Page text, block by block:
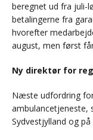
beregnet ud fra juli-
betalingerne fra
hvorefter
august, men først
Ny direktør for
Næste udfordring
ambulancetjeneste,
Sydvestjylland og